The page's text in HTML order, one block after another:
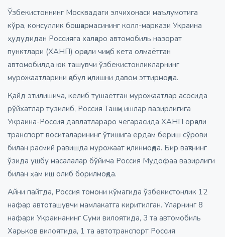
Ўзбекистоннинг Москвадаги элчихонаси маълумотига
кўра, консуллик бошқармасининг колл-маркази Украина
ҳудудидан Россияга халқаро автомобиль назорат
пунктлари (ХАНП) орқали чиқиб кета олмаётган
автомобилда юк ташувчи ўзбекистонликларнинг
мурожаатларини қабул қилишни давом эттирмоқда.
Қайд этилишича, келиб тушаётган мурожаатлар асосида
рўйхатлар тузилиб, Россия Ташқи ишлар вазирлигига
Украина-Россия давлатлараро чегарасида ХАНП орқали
транспорт воситаларининг ўтишига ёрдам бериш сўрови
билан расмий равишда мурожаат қилинмоқда. Бир вақтнинг
ўзида ушбу масалалар бўйича Россия Мудофаа вазирлиги
билан ҳам иш олиб борилмоқда.
Айни пайтда, Россия томони кўмагида ўзбекистонлик 12
нафар автоташувчи мамлакатга киритилган. Уларнинг 8
нафари Украинанинг Суми вилоятида, 3 та автомобиль
Харьков вилоятида, 1 та автотранспорт Россия